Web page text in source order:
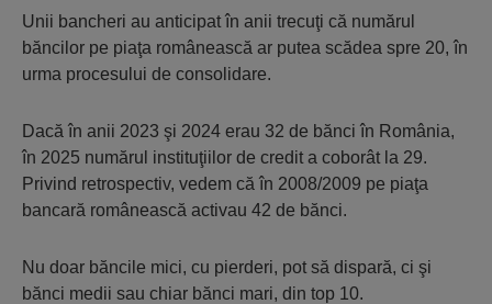
Unii bancheri au anticipat în anii trecuţi că numărul
băncilor pe piaţa românească ar putea scădea spre 20, în
urma procesului de consolidare.
Dacă în anii 2023 şi 2024 erau 32 de bănci în România,
în 2025 numărul insti­tuţiilor de credit a coborât la 29.
Privind retros­­pectiv, vedem că în 2008/2009 pe piaţa
bancară românească activau 42 de bănci.
Nu doar băncile mici, cu pierderi, pot să dispară, ci şi
bănci medii sau chiar bănci mari, din top 10.